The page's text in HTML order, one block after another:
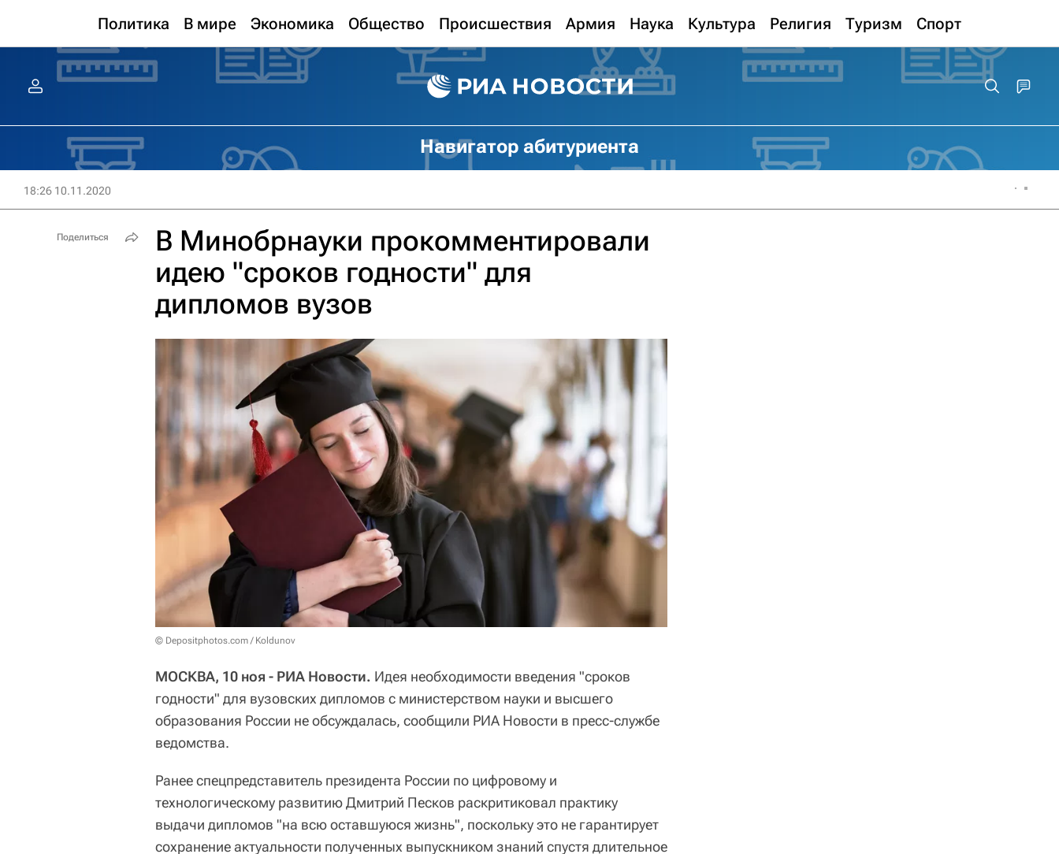
Политика В мире Экономика Общество Происшествия Армия Наука Культура Религия Туризм Спорт
Навигатор абитуриента
18:26 10.11.2020
В Минобрнауки прокомментировали
идею "сроков годности" для
дипломов вузов
© Depositphotos.com / Koldunov
МОСКВА, 10 ноя - РИА Новости. Идея необходимости введения "сроков
годности" для вузовских дипломов с министерством науки и высшего
образования России не обсуждалась, сообщили РИА Новости в пресс-службе
ведомства.
Ранее спецпредставитель президента России по цифровому и
технологическому развитию Дмитрий Песков раскритиковал практику
выдачи дипломов "на всю оставшуюся жизнь", поскольку это не гарантирует
сохранение актуальности полученных выпускником знаний спустя длительное
Поделиться